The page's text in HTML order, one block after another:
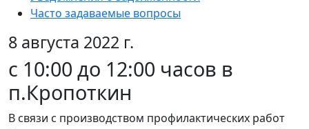
Часто задаваемые вопросы
8 августа 2022 г.
с 10:00 до 12:00 часов в
п.Кропоткин
В связи с производством профилактических работ